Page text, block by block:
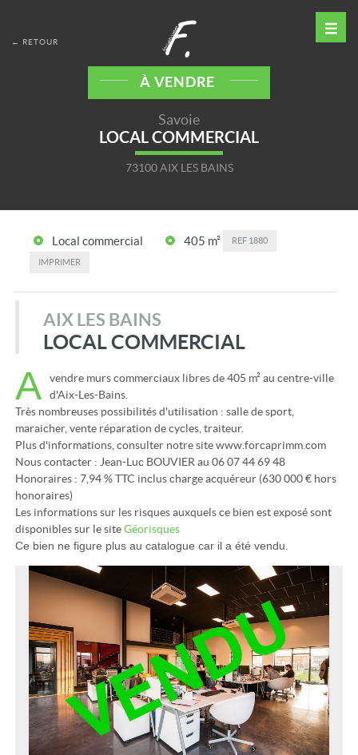
← RETOUR
À VENDRE
Savoie
LOCAL COMMERCIAL
73100 AIX LES BAINS
Local commercial 405 m² REF 1880
IMPRIMER
AIX LES BAINS
LOCAL COMMERCIAL
A
vendre murs commerciaux libres de 405 m² au centre-ville
d'Aix-Les-Bains.
Très nombreuses possibilités d'utilisation : salle de sport,
maraicher, vente réparation de cycles, traiteur.
Plus d'informations, consulter notre site www.forcaprimm.com
Nous contacter : Jean-Luc BOUVIER au 06 07 44 69 48
Honoraires : 7,94 % TTC inclus charge acquéreur (630 000 € hors
honoraires)
Les informations sur les risques auxquels ce bien est exposé sont
disponibles sur le siteGéorisques
Ce bien ne figure plus au catalogue car il a été vendu.